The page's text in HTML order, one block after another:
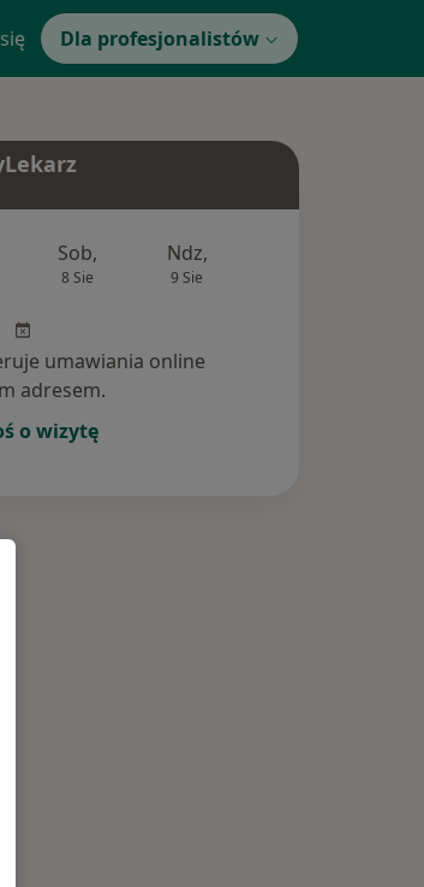
Dla profesjonalistów
Sob,
8 Sie
Ndz,
9 Sie
umawiania online
adresem.
o wizytę